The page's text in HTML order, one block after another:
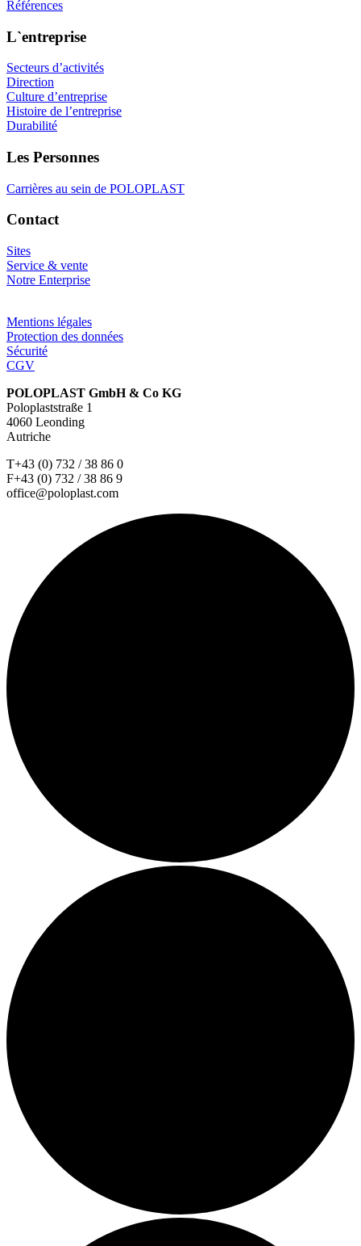
Références
L`entreprise
Secteurs d’activités
Direction
Culture d’entreprise
Histoire de l’entreprise
Durabilité
Les Personnes
Carrières au sein de POLOPLAST
Contact
Sites
Service & vente
Notre Enterprise
Mentions légales
Protection des données
Sécurité
CGV
POLOPLAST GmbH & Co KG
Poloplaststraße 1
4060 Leonding
Autriche
T+43 (0) 732 / 38 86 0
F+43 (0) 732 / 38 86 9
office@poloplast.com